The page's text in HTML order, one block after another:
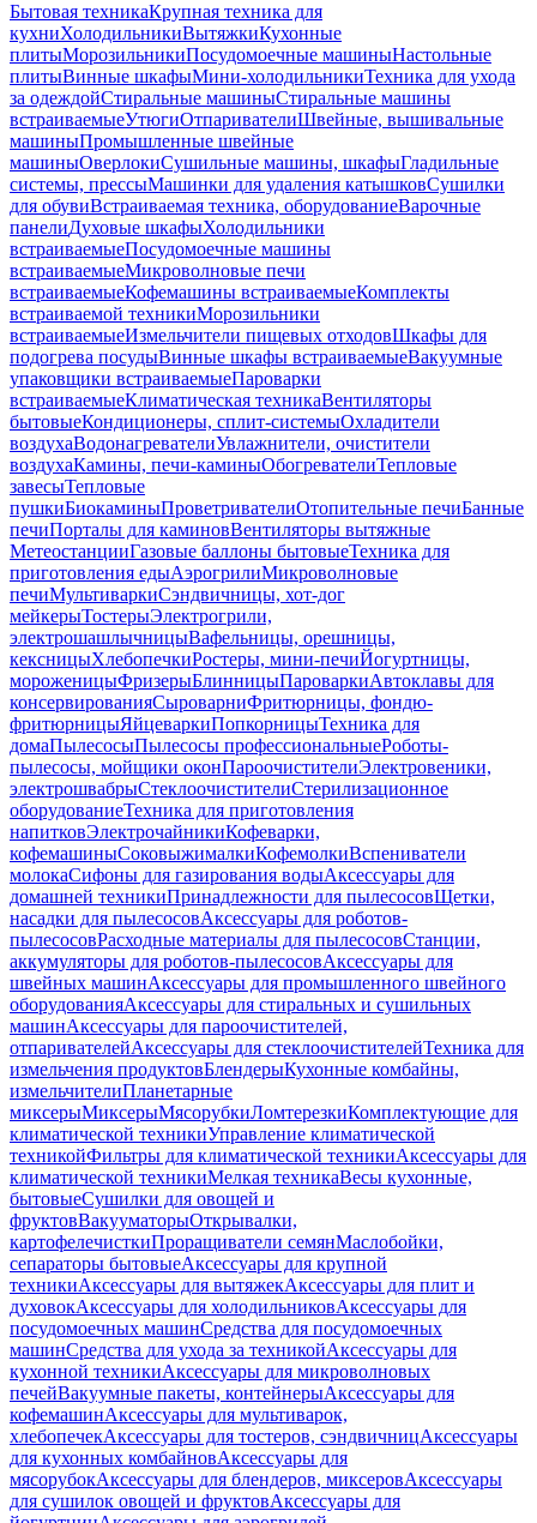
Бытовая техникаКрупная техника для
кухниХолодильникиВытяжкиКухонные
плитыМорозильникиПосудомоечные машиныНастольные
плитыВинные шкафыМини-холодильникиТехника для ухода
за одеждойСтиральные машиныСтиральные машины
встраиваемыеУтюгиОтпаривателиШвейные, вышивальные
машиныПромышленные швейные
машиныОверлокиСушильные машины, шкафыГладильные
системы, прессыМашинки для удаления катышковСушилки
для обувиВстраиваемая техника, оборудованиеВарочные
панелиДуховые шкафыХолодильники
встраиваемыеПосудомоечные машины
встраиваемыеМикроволновые печи
встраиваемыеКофемашины встраиваемыеКомплекты
встраиваемой техникиМорозильники
встраиваемыеИзмельчители пищевых отходовШкафы для
подогрева посудыВинные шкафы встраиваемыеВакуумные
упаковщики встраиваемыеПароварки
встраиваемыеКлиматическая техникаВентиляторы
бытовыеКондиционеры, сплит-системыОхладители
воздухаВодонагревателиУвлажнители, очистители
воздухаКамины, печи-каминыОбогревателиТепловые
завесыТепловые
пушкиБиокаминыПроветривателиОтопительные печиБанные
печиПорталы для каминовВентиляторы вытяжные
МетеостанцииГазовые баллоны бытовыеТехника для
приготовления едыАэрогрилиМикроволновые
печиМультиваркиСэндвичницы, хот-дог
мейкерыТостерыЭлектрогрили,
электрошашлычницыВафельницы, орешницы,
кексницыХлебопечкиРостеры, мини-печиЙогуртницы,
мороженицыФризерыБлинницыПароваркиАвтоклавы для
консервированияСыроварниФритюрницы, фондю-
фритюрницыЯйцеваркиПопкорницыТехника для
домаПылесосыПылесосы профессиональныеРоботы-
пылесосы, мойщики оконПароочистителиЭлектровеники,
электрошвабрыСтеклоочистителиСтерилизационное
оборудованиеТехника для приготовления
напитковЭлектрочайникиКофеварки,
кофемашиныСоковыжималкиКофемолкиВспениватели
молокаСифоны для газирования водыАксессуары для
домашней техникиПринадлежности для пылесосовЩетки,
насадки для пылесосовАксессуары для роботов-
пылесосовРасходные материалы для пылесосовСтанции,
аккумуляторы для роботов-пылесосовАксессуары для
швейных машинАксессуары для промышленного швейного
оборудованияАксессуары для стиральных и сушильных
машинАксессуары для пароочистителей,
отпаривателейАксессуары для стеклоочистителейТехника для
измельчения продуктовБлендерыКухонные комбайны,
измельчителиПланетарные
миксерыМиксерыМясорубкиЛомтерезкиКомплектующие для
климатической техникиУправление климатической
техникойФильтры для климатической техникиАксессуары для
климатической техникиМелкая техникаВесы кухонные,
бытовыеСушилки для овощей и
фруктовВакууматорыОткрывалки,
картофелечисткиПроращиватели семянМаслобойки,
сепараторы бытовыеАксессуары для крупной
техникиАксессуары для вытяжекАксессуары для плит и
духовокАксессуары для холодильниковАксессуары для
посудомоечных машинСредства для посудомоечных
машинСредства для ухода за техникойАксессуары для
кухонной техникиАксессуары для микроволновых
печейВакуумные пакеты, контейнерыАксессуары для
кофемашинАксессуары для мультиварок,
хлебопечекАксессуары для тостеров, сэндвичницАксессуары
для кухонных комбайновАксессуары для
мясорубокАксессуары для блендеров, миксеровАксессуары
для сушилок овощей и фруктовАксессуары для